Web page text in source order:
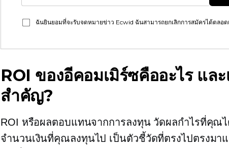
ฉันยินยอมที่จะรับจดหมายข่าว Ecwid ฉันสามารถยกเลิกการสมัครได้ตลอด
ROI ของอีคอมเมิร์ซคืออะไร และ
สำคัญ?
ROI หรือผลตอบแทนจากการลงทุน วัดผลกำไรที่คุณไ
จำนวนเงินที่คุณลงทุนไป เป็นตัวชี้วัดที่ตรงไปตรงมา